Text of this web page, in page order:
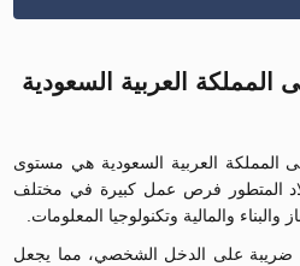
المملكة العربية السعودية
المملكة العربية السعودية هي مستوى
المتطور فرص عمل كبيرة في مختلف
والمالية وتكنولوجيا المعلومات.
على الدخل الشخصي، مما يجعل